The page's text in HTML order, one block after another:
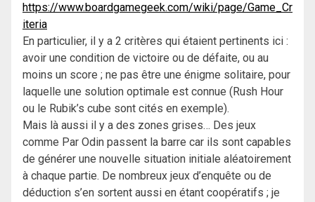
https://www.boardgamegeek.com/wiki/page/Game_Cr
iteria
En particulier, il y a 2 critères qui étaient pertinents ici :
avoir une condition de victoire ou de défaite, ou au
moins un score ; ne pas être une énigme solitaire, pour
laquelle une solution optimale est connue (Rush Hour
ou le Rubik’s cube sont cités en exemple).
Mais là aussi il y a des zones grises… Des jeux
comme Par Odin passent la barre car ils sont capables
de générer une nouvelle situation initiale aléatoirement
à chaque partie. De nombreux jeux d’enquête ou de
déduction s’en sortent aussi en étant coopératifs ; je